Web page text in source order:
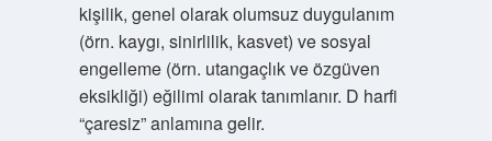
kişilik, genel olarak olumsuz duygulanım
(örn. kaygı, sinirlilik, kasvet) ve sosyal
engelleme (örn. utangaçlık ve özgüven
eksikliği) eğilimi olarak tanımlanır. D harfi
“çaresiz” anlamına gelir.